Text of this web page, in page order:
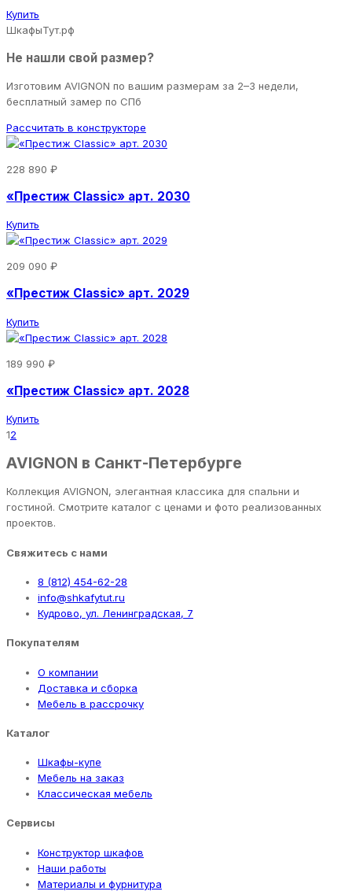
Купить
ШкафыТут.рф
Не нашли свой размер?
Изготовим AVIGNON по вашим размерам за 2–3 недели,
бесплатный замер по СПб
Рассчитать в конструкторе
228 890 ₽
«Престиж Classic» арт. 2030
Купить
209 090 ₽
«Престиж Classic» арт. 2029
Купить
189 990 ₽
«Престиж Classic» арт. 2028
Купить
12
AVIGNON в Санкт-Петербурге
Коллекция AVIGNON, элегантная классика для спальни и
гостиной. Смотрите каталог с ценами и фото реализованных
проектов.
Свяжитесь с нами
8 (812) 454-62-28
info@shkafytut.ru
Кудрово, ул. Ленинградская, 7
Покупателям
О компании
Доставка и сборка
Мебель в рассрочку
Каталог
Шкафы-купе
Мебель на заказ
Классическая мебель
Сервисы
Конструктор шкафов
Наши работы
Материалы и фурнитура